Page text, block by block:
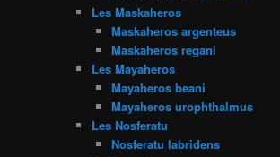
Les Maskaheros
Maskaheros argenteus
Maskaheros regani
Les Mayaheros
Mayaheros beani
Mayaheros urophthalmus
Les Nosferatu
Nosferatu labridens